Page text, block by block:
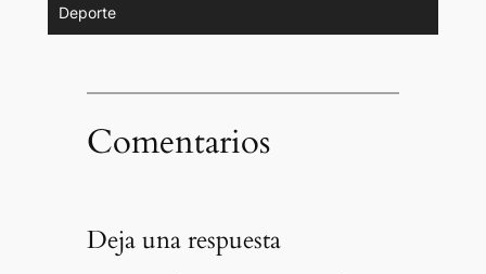
Deporte
Comentarios
Deja una respuesta